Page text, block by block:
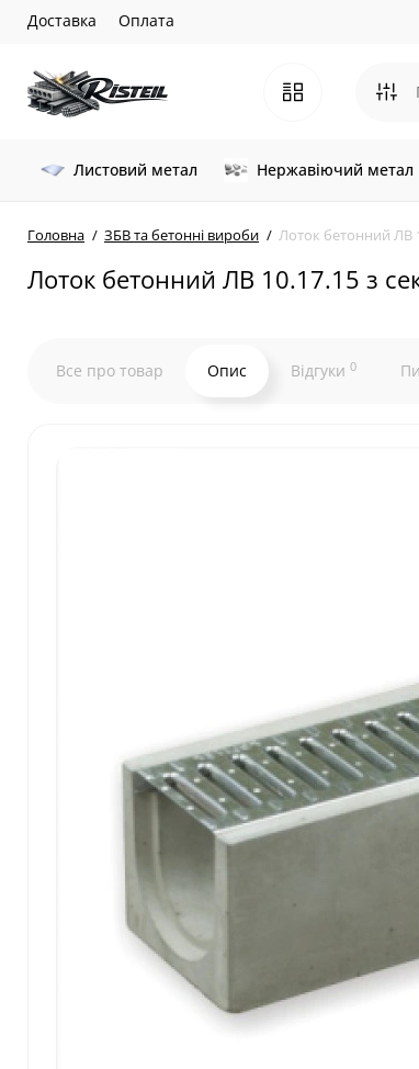
Доставка Оплата
Листовий метал Нержавіючий метал
Головна ЗБВ та бетонні вироби Лоток бетонний ЛВ
Лоток бетонний ЛВ 10.17.15 з
Все про товар Опис Відгуки 0